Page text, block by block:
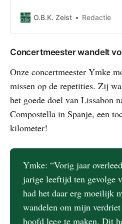
11:00 tot 16:00 uur tijdens de
mooie gebouw bekijken, luister
naar ensembles van O.B.K. en
mee met andere activiteiten!
stands aanwezig: 1.
O.B.K. Zeist Redactie
Concertmeester wandelt
Onze concertmeester Ymke
missen op de repetities. Zij
het goede doel van Lissabon
Compostella in Spanje, een
kilometer!
Ymke: “Vorig jaar
jarige leeftijd ten gevolge
had het daar erg moeilijk
wandelen om mijn
hoofd leeg te maken. Dit